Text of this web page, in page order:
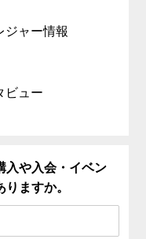
ジャー情報
ビュー
入や入会・イベン
ますか。